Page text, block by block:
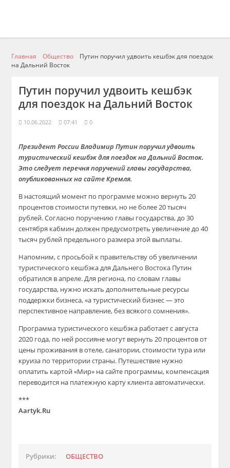
Главная Общество
Путин поручил удвоить кешбэк для поездок
на Дальний Восток
Путин поручил удвоить кешбэк
для поездок на Дальний Восток
10.06.2022 07:41 0
Президент России Владимир Путин поручил удвоить
туристический кешбэк для поездок на Дальний Восток.
Это следует перечня поручений главы государства,
опубликованных на сайте Кремля.
В настоящий момент по программе можно вернуть 20
процентов стоимости путевки, но не более 20 тысяч
рублей. Согласно поручению главы государства, до 30
сентября кабмин должен предусмотреть увеличение до 40
тысяч рублей предельного размера этой выплаты.
Напомним, с просьбой к правительству об увеличении
туристического кешбэка для Дальнего Востока Путин
обратился в апреле. Для региона, по словам главы
государства, нужно искать дополнительные ресурсы
поддержки бизнеса, «а туристический бизнес — это
перспективное направление, без всякого сомнения».
Программа туристического кешбэка работает с августа
2020 года, по ней россияне могут вернуть 20 процентов от
цены проживания в отеле, санатории, стоимости тура или
круиза по территории страны. Путешествие нужно
оплатить картой «Мир» на сайте программы, компенсация
переводится на платежную карту клиента автоматически.
***
Aartyk.Ru
Рубрики: ОБЩЕСТВО